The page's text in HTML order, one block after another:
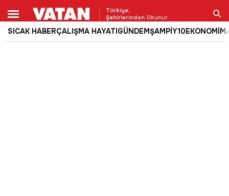
Türkiye,
Şehirlerinden Okunur
SICAK HABERÇALIŞMA HAYATIGÜNDEMŞAMPİY10EKONOMİ
Ara